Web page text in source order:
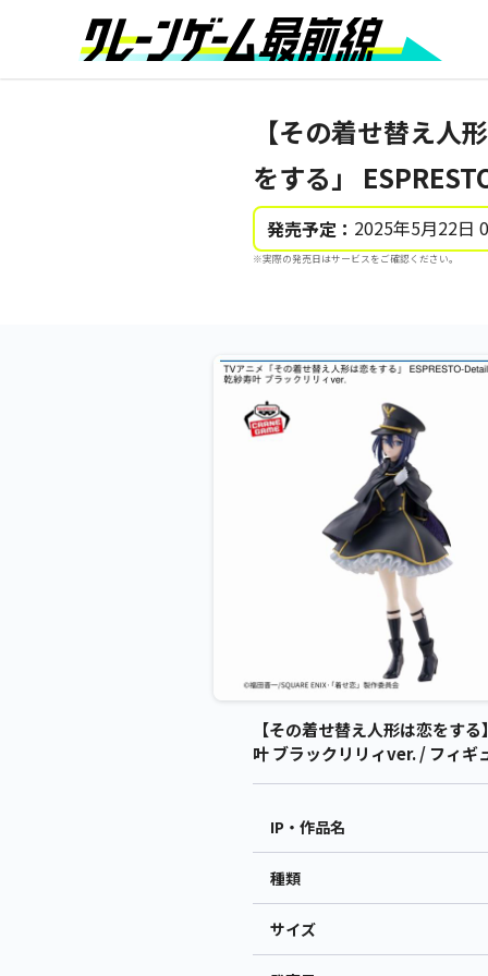
【その着せ替え人
をする」
発売予定： 2025年5月22日
※実際の発売日はサービスをご確認ください。
【その着せ替え人形は恋をす
叶 ブラックリリィver. / フィ
IP・作品名
種類
サイズ